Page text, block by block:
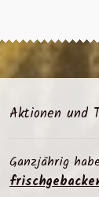
Aktionen und
Ganzjährig